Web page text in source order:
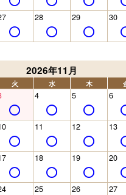
28 29 30
2026年11月
火 水 木
4 5 6
11 12 13
18 19 20
25 26 27